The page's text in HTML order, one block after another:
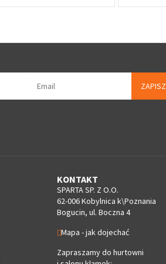
ZAPISZ
KONTAKT
SPARTA SP. Z O.O.
62-006 Kobylnica k\Poznania
Bogucin, ul. Boczna 4
Mapa - jak dojechać
Zapraszamy do hurtowni